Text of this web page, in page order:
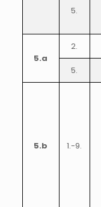
5.
5.a
2.
5.
5.b 1.-9.